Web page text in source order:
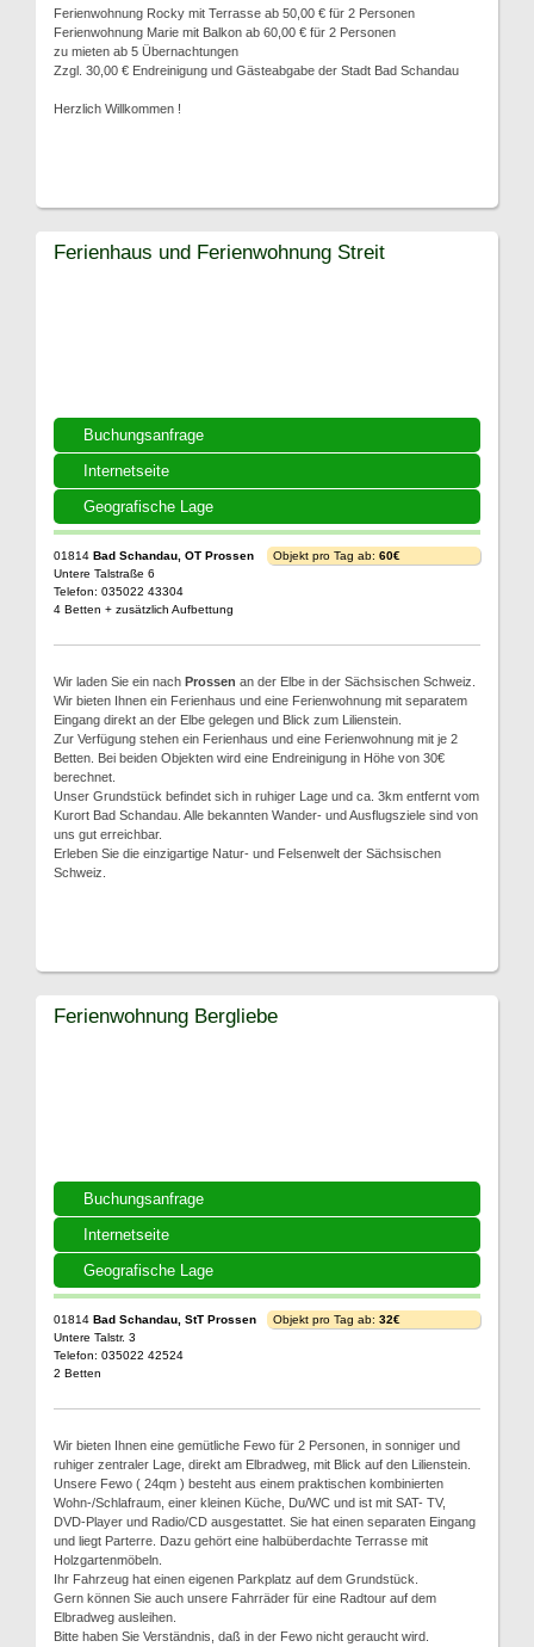
Ferienwohnung Rocky mit Terrasse ab 50,00 € für 2 Personen
Ferienwohnung Marie mit Balkon ab 60,00 € für 2 Personen
zu mieten ab 5 Übernachtungen
Zzgl. 30,00 € Endreinigung und Gästeabgabe der Stadt Bad Schandau
Herzlich Willkommen !
Buchungsanfrage
Internetseite
Geografische Lage
Ferienhaus und Ferienwohnung Streit
01814 Bad Schandau, OT Prossen
Untere Talstraße 6
Telefon: 035022 43304
4 Betten + zusätzlich Aufbettung
Objekt pro Tag ab: 60€
Wir laden Sie ein nach Prossen an der Elbe in der Sächsischen Schweiz.
Wir bieten Ihnen ein Ferienhaus und eine Ferienwohnung mit separatem
Eingang direkt an der Elbe gelegen und Blick zum Lilienstein.
Zur Verfügung stehen ein Ferienhaus und eine Ferienwohnung mit je 2
Betten. Bei beiden Objekten wird eine Endreinigung in Höhe von 30€
berechnet.
Unser Grundstück befindet sich in ruhiger Lage und ca. 3km entfernt vom
Kurort Bad Schandau. Alle bekannten Wander- und Ausflugsziele sind von
uns gut erreichbar.
Erleben Sie die einzigartige Natur- und Felsenwelt der Sächsischen
Schweiz.
Buchungsanfrage
Internetseite
Geografische Lage
Ferienwohnung Bergliebe
01814 Bad Schandau, StT Prossen
Untere Talstr. 3
Telefon: 035022 42524
2 Betten
Objekt pro Tag ab: 32€
Wir bieten Ihnen eine gemütliche Fewo für 2 Personen, in sonniger und
ruhiger zentraler Lage, direkt am Elbradweg, mit Blick auf den Lilienstein.
Unsere Fewo ( 24qm ) besteht aus einem praktischen kombinierten
Wohn-/Schlafraum, einer kleinen Küche, Du/WC und ist mit SAT- TV,
DVD-Player und Radio/CD ausgestattet. Sie hat einen separaten Eingang
und liegt Parterre. Dazu gehört eine halbüberdachte Terrasse mit
Holzgartenmöbeln.
Ihr Fahrzeug hat einen eigenen Parkplatz auf dem Grundstück.
Gern können Sie auch unsere Fahrräder für eine Radtour auf dem
Elbradweg ausleihen.
Bitte haben Sie Verständnis, daß in der Fewo nicht geraucht wird.